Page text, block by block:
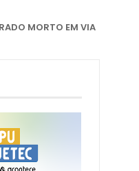
EM VIA PÚBLICA COM